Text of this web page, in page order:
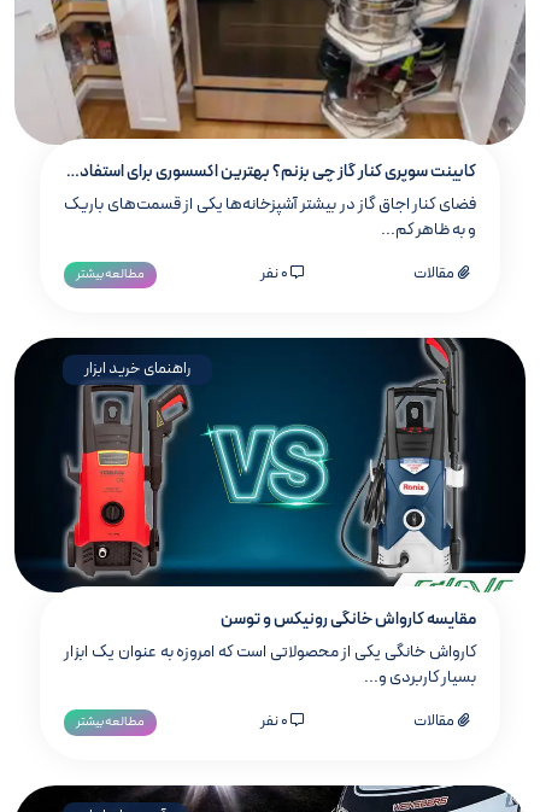
کابینت سوپری کنار گاز چی بزنم؟ بهترین اکسسوری‌ برای استفاده بهینه از فضای کنار اجاق
فضای کنار اجاق گاز در بیشتر آشپزخانه‌ها یکی از قسمت‌های باریک
و به‌ ظاهر کم‌...
مقالات مطالعه بیشتر
راهنمای خرید ابزار
مقایسه کارواش خانگی رونیکس و توسن
کارواش خانگی یکی از محصولاتی است که امروزه به عنوان یک ابزار
بسیار کاربردی و...
مقالات مطالعه بیشتر